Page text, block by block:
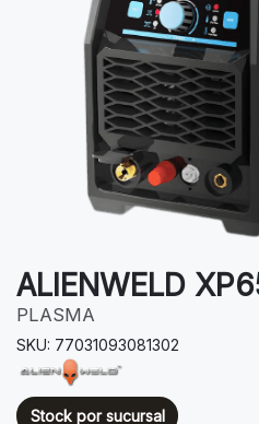
ALIENWELD
PLASMA
SKU: 77031093081302
Stock por sucursal